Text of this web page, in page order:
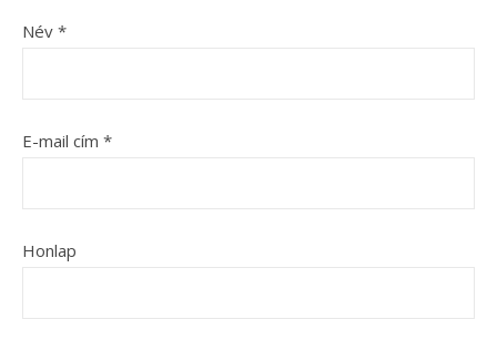
Név *
E-mail cím *
Honlap